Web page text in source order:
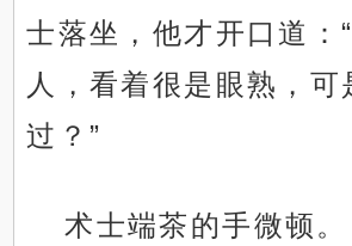
士落坐，他才开口道：
人，看着很是眼熟，可
过？”
术士端茶的手微顿。